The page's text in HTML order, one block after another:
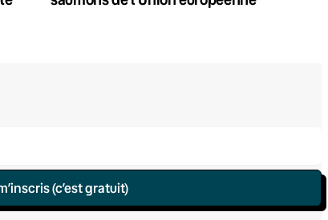
(c’est gratuit)